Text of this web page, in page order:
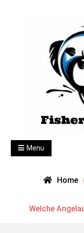
fishery-man
Menu
Home
Welche